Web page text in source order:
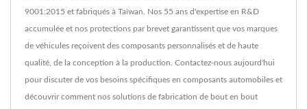
9001:2015 et fabriqués à Taïwan. Nos 55 ans d'expertise en R&D
accumulée et nos protections par brevet garantissent que vos marques
de véhicules reçoivent des composants personnalisés et de haute
qualité, de la conception à la production. Contactez-nous aujourd'hui
pour discuter de vos besoins spécifiques en composants automobiles et
découvrir comment nos solutions de fabrication de bout en bout